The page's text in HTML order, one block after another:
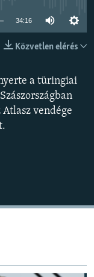
34:16
Közvetlen elérés
a türingiai
vendége